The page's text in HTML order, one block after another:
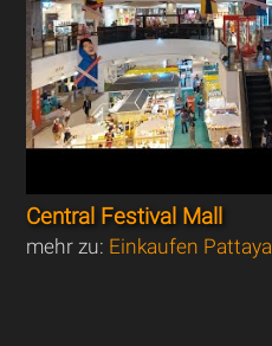
Central Festival Mall
mehr zu: Einkaufen Pattaya